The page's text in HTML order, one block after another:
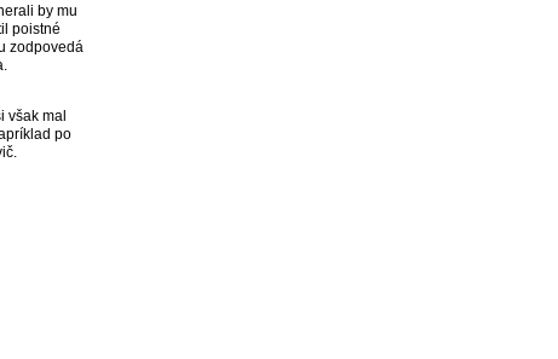
by mu
poistné
zodpovedá
však mal
po